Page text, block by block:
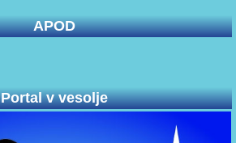
APOD
Portal v vesolje